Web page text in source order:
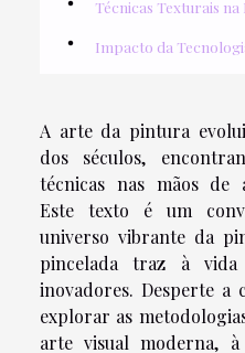
Técnicas Texturais na
Impacto da
A arte da pintura
dos séculos,
técnicas nas mãos de
Este texto é um
universo vibrante da
pincelada traz à vida
inovadores. Desperte a
explorar as
arte visual moderna, à